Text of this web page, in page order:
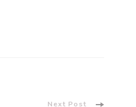
Next Post